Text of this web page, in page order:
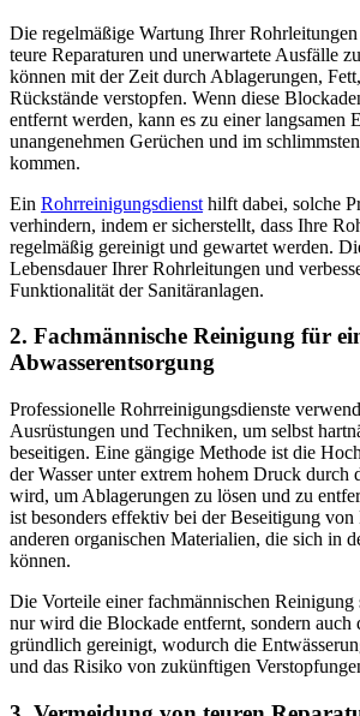
Die regelmäßige Wartung Ihrer
teure Reparaturen und unerwartete Ausfälle
können mit der Zeit durch Ablagerungen,
Rückstände verstopfen. Wenn diese
entfernt werden, kann es zu einer langsamen
unangenehmen Gerüchen und im
kommen.
Ein Rohrreinigungsdienst hilft dabei, solche
verhindern, indem er sicherstellt, dass Ihre
regelmäßig gereinigt und gewartet werden.
Lebensdauer Ihrer Rohrleitungen und
Funktionalität der Sanitäranlagen.
2. Fachmännische Reinigung für
Abwasserentsorgung
Professionelle Rohrreinigungsdienste
Ausrüstungen und Techniken, um selbst
beseitigen. Eine gängige Methode ist die
der Wasser unter extrem hohem Druck durch
wird, um Ablagerungen zu lösen und zu
ist besonders effektiv bei der Beseitigung von
anderen organischen Materialien, die sich in
können.
Die Vorteile einer fachmännischen
nur wird die Blockade entfernt, sondern auch
gründlich gereinigt, wodurch die
und das Risiko von zukünftigen